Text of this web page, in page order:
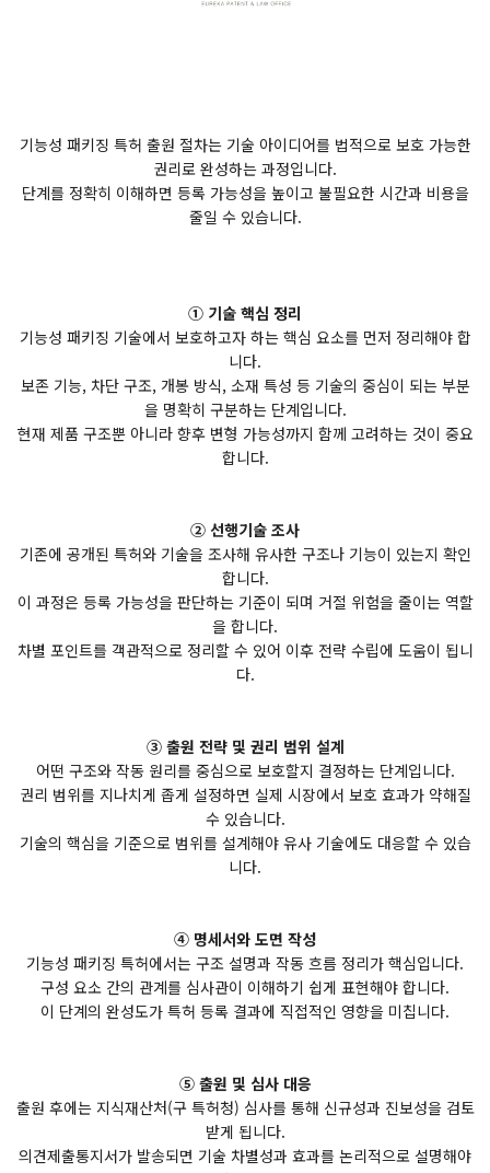
기능성 패키징 특허 출원 절차는 기술 아이디어를 법적으로 보호 가능한
권리로 완성하는 과정입니다.
단계를 정확히 이해하면 등록 가능성을 높이고 불필요한 시간과 비용을
줄일 수 있습니다.
① 기술 핵심 정리
기능성 패키징 기술에서 보호하고자 하는 핵심 요소를 먼저 정리해야 합
니다.
보존 기능, 차단 구조, 개봉 방식, 소재 특성 등 기술의 중심이 되는 부분
을 명확히 구분하는 단계입니다.
현재 제품 구조뿐 아니라 향후 변형 가능성까지 함께 고려하는 것이 중요
합니다.
② 선행기술 조사
기존에 공개된 특허와 기술을 조사해 유사한 구조나 기능이 있는지 확인
합니다.
이 과정은 등록 가능성을 판단하는 기준이 되며 거절 위험을 줄이는 역할
을 합니다.
차별 포인트를 객관적으로 정리할 수 있어 이후 전략 수립에 도움이 됩니
다.
③ 출원 전략 및 권리 범위 설계
어떤 구조와 작동 원리를 중심으로 보호할지 결정하는 단계입니다.
권리 범위를 지나치게 좁게 설정하면 실제 시장에서 보호 효과가 약해질
수 있습니다.
기술의 핵심을 기준으로 범위를 설계해야 유사 기술에도 대응할 수 있습
니다.
④ 명세서와 도면 작성
기능성 패키징 특허에서는 구조 설명과 작동 흐름 정리가 핵심입니다.
구성 요소 간의 관계를 심사관이 이해하기 쉽게 표현해야 합니다.
이 단계의 완성도가 특허 등록 결과에 직접적인 영향을 미칩니다.
⑤ 출원 및 심사 대응
출원 후에는 지식재산처(구 특허청) 심사를 통해 신규성과 진보성을 검토
받게 됩니다.
의견제출통지서가 발송되면 기술 차별성과 효과를 논리적으로 설명해야